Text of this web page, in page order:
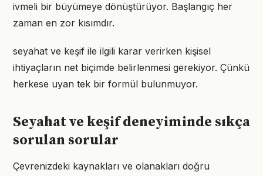
ivmeli bir büyümeye dönüştürüyor. Başlangıç her
zaman en zor kısımdır.
seyahat ve keşif ile ilgili karar verirken kişisel
ihtiyaçların net biçimde belirlenmesi gerekiyor. Çünkü
herkese uyan tek bir formül bulunmuyor.
Seyahat ve keşif deneyiminde sıkça
sorulan sorular
Çevrenizdeki kaynakları ve olanakları doğru